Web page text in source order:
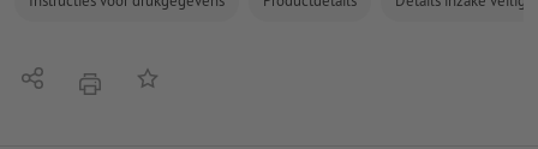
Delen afdrukkenOp de lijst